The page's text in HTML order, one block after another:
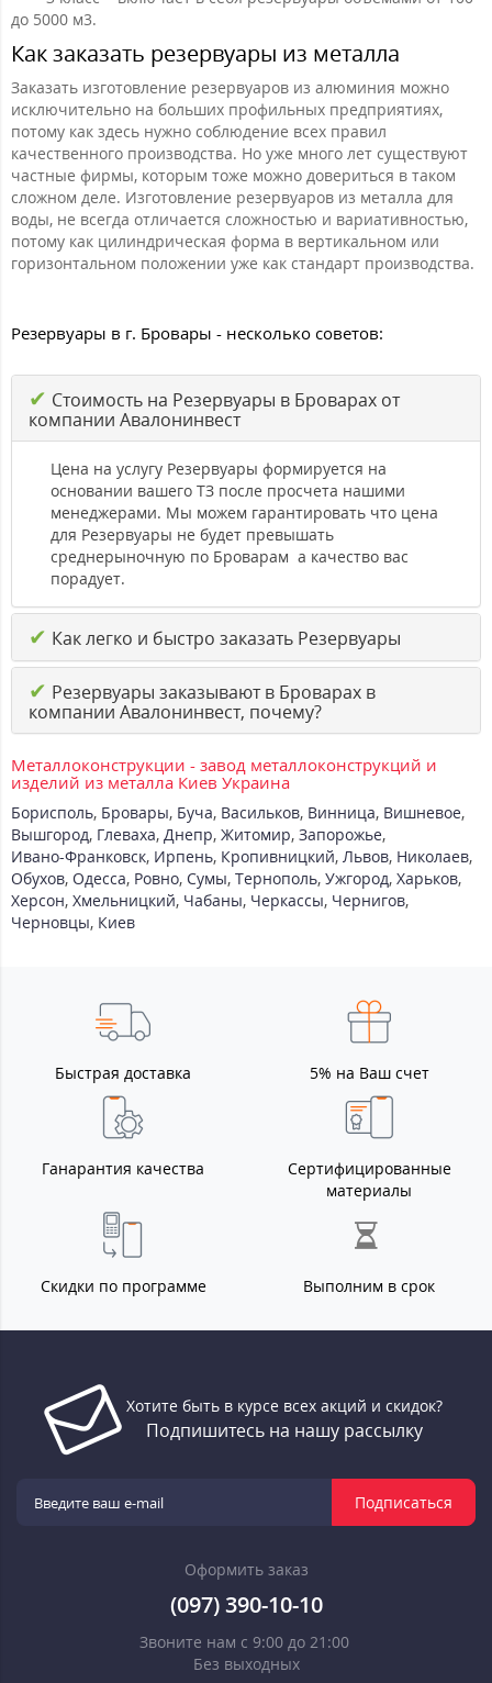
до 5000 м3.
Как заказать резервуары из металла
Заказать изготовление резервуаров из алюминия можно
исключительно на больших профильных предприятиях,
потому как здесь нужно соблюдение всех правил
качественного производства. Но уже много лет существуют
частные фирмы, которым тоже можно довериться в таком
сложном деле. Изготовление резервуаров из металла для
воды, не всегда отличается сложностью и вариативностью,
потому как цилиндрическая форма в вертикальном или
горизонтальном положении уже как стандарт производства.
Резервуары в г. Бровары - несколько советов:
✔ Стоимость на Резервуары в Броварах от
компании Авалонинвест
Цена на услугу Резервуары формируется на
основании вашего ТЗ после просчета нашими
менеджерами. Мы можем гарантировать что цена
для Резервуары не будет превышать
среднерыночную по Броварам а качество вас
порадует.
✔ Как легко и быстро заказать Резервуары
✔ Резервуары заказывают в Броварах в
компании Авалонинвест, почему?
Металлоконструкции - завод металлоконструкций и
изделий из металла Киев Украина
Борисполь, Бровары, Буча, Васильков, Винница, Вишневое,
Вышгород, Глеваха, Днепр, Житомир, Запорожье,
Ивано-Франковск, Ирпень, Кропивницкий, Львов, Николаев,
Обухов, Одесса, Ровно, Сумы, Тернополь, Ужгород, Харьков,
Херсон, Хмельницкий, Чабаны, Черкассы, Чернигов,
Черновцы, Киев
Быстрая доставка 5% на Ваш счет
Ганарантия качества
Сертифицированные
материалы
Скидки по программе Выполним в срок
Хотите быть в курсе всех акций и скидок?
Подпишитесь на нашу рассылку
Подписаться
Оформить заказ
(097) 390-10-10
Звоните нам с 9:00 до 21:00
Без выходных